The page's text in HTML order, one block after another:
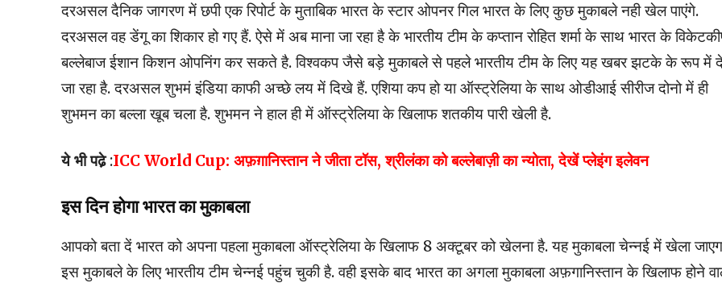
दरअसल दैनिक जागरण में छपी एक रिपोर्ट के मुताबिक भारत के स्टार ओपनर गिल भारत के लिए कुछ मुकाबले नही खेल पाएंगे.
दरअसल वह डेंगू का शिकार हो गए हैं. ऐसे में अब माना जा रहा है के भारतीय टीम के कप्तान रोहित शर्मा के साथ भारत के
बल्लेबाज ईशान किशन ओपनिंग कर सकते है. विश्वकप जैसे बड़े मुकाबले से पहले भारतीय टीम के लिए यह खबर झटके के रूप में
जा रहा है. दरअसल शुभमं इंडिया काफी अच्छे लय में दिखे हैं. एशिया कप हो या ऑस्ट्रेलिया के साथ ओडीआई सीरीज दोनो में ही
शुभमन का बल्ला खूब चला है. शुभमन ने हाल ही में ऑस्ट्रेलिया के खिलाफ शतकीय पारी खेली है.
ये भी पढे़:ICC World Cup: अफ़ग़ानिस्तान ने जीता टॉस, श्रीलंका को बल्लेबाज़ी का न्योता, देखें प्लेइंग इलेवन
इस दिन होगा भारत का मुकाबला
आपको बता दें भारत को अपना पहला मुकाबला ऑस्ट्रेलिया के खिलाफ 8 अक्टूबर को खेलना है. यह मुकाबला चेन्नई में खेला
इस मुकाबले के लिए भारतीय टीम चेन्नई पहुंच चुकी है. वही इसके बाद भारत का अगला मुकाबला अफ़गानिस्तान के खिलाफ होने